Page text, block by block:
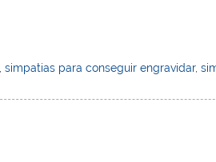
,simpatias para conseguir engravidar,